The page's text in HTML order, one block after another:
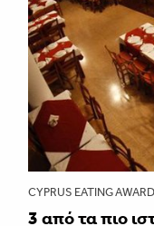
CYPRUS EATING
3 από τα πιο